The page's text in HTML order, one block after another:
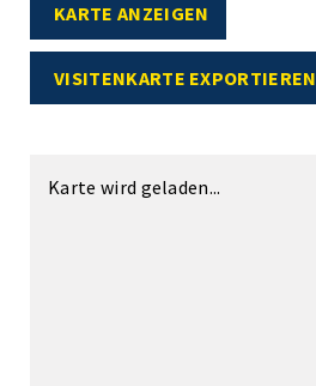
KARTE ANZEIGEN
VISITENKARTE EXPORTIEREN
Karte wird geladen...